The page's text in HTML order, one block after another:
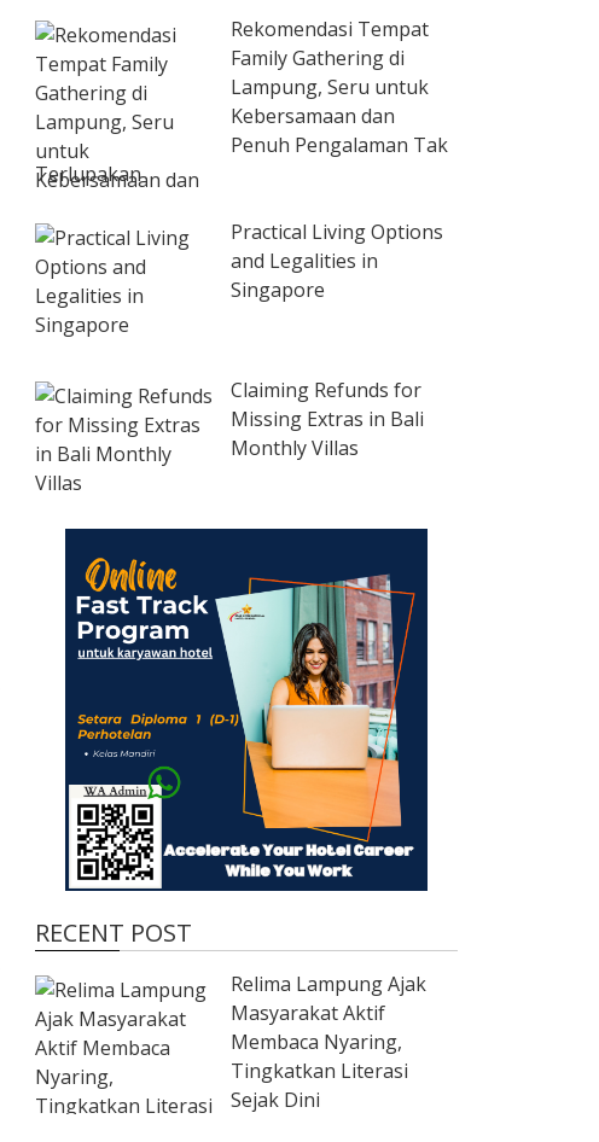
Rekomendasi Tempat
Family Gathering di
Lampung, Seru untuk
Kebersamaan dan
Penuh Pengalaman Tak
Terlupakan
Practical Living Options
and Legalities in
Singapore
Claiming Refunds for
Missing Extras in Bali
Monthly Villas
RECENT POST
Relima Lampung Ajak
Masyarakat Aktif
Membaca Nyaring,
Tingkatkan Literasi
Sejak Dini